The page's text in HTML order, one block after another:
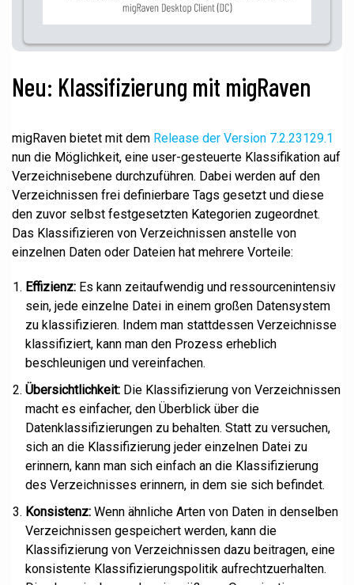
Neu: Klassifizierung mit migRaven
migRaven bietet mit dem Release der Version 7.2.23129.1
nun die Möglichkeit, eine user-gesteuerte Klassifikation auf
Verzeichnisebene durchzuführen. Dabei werden auf den
Verzeichnissen frei definierbare Tags gesetzt und diese
den zuvor selbst festgesetzten Kategorien zugeordnet.
Das Klassifizieren von Verzeichnissen anstelle von
einzelnen Daten oder Dateien hat mehrere Vorteile:
Effizienz: Es kann zeitaufwendig und ressourcenintensiv
sein, jede einzelne Datei in einem großen Datensystem
zu klassifizieren. Indem man stattdessen Verzeichnisse
klassifiziert, kann man den Prozess erheblich
beschleunigen und vereinfachen.
Übersichtlichkeit: Die Klassifizierung von Verzeichnissen
macht es einfacher, den Überblick über die
Datenklassifizierungen zu behalten. Statt zu versuchen,
sich an die Klassifizierung jeder einzelnen Datei zu
erinnern, kann man sich einfach an die Klassifizierung
des Verzeichnisses erinnern, in dem sie sich befindet.
Konsistenz: Wenn ähnliche Arten von Daten in denselben
Verzeichnissen gespeichert werden, kann die
Klassifizierung von Verzeichnissen dazu beitragen, eine
konsistente Klassifizierungspolitik aufrechtzuerhalten.